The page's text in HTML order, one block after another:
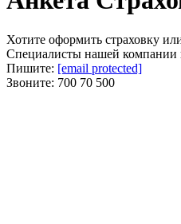
Хотите оформить страховку
Специалисты нашей компании
Пишите: [email protected]
Звоните: 700 70 500